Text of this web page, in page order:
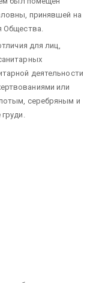
принявшей на
Общества.
для лиц,
деятельности
или
серебряным и